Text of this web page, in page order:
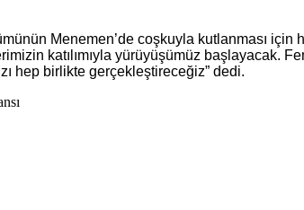
Menemen’de coşkuyla kutlanması için
katılımıyla yürüyüşümüz başlayacak.
hep birlikte gerçekleştireceğiz” dedi.